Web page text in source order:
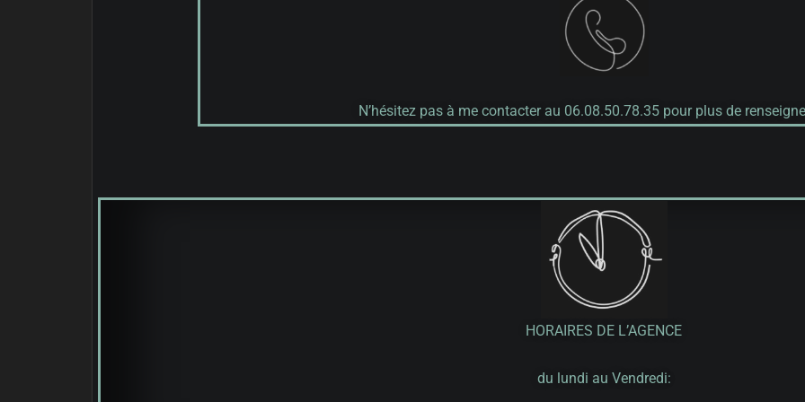
N’hésitez pas à me contacter au 06.08.50.78.35 pour plus de
HORAIRES DE L’AGENCE
du lundi au Vendredi: